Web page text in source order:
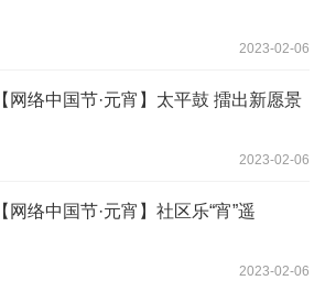
2023-02-06
【网络中国节·元宵】太平鼓 擂出新愿景
2023-02-06
【网络中国节·元宵】社区乐“宵”遥
2023-02-06